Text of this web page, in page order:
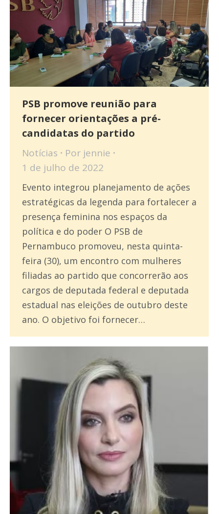
PSB promove reunião para
fornecer orientações a pré-
candidatas do partido
Notícias Por jennie
1 de julho de 2022
Evento integrou planejamento de ações
estratégicas da legenda para fortalecer a
presença feminina nos espaços da
política e do poder O PSB de
Pernambuco promoveu, nesta quinta-
feira (30), um encontro com mulheres
filiadas ao partido que concorrerão aos
cargos de deputada federal e deputada
estadual nas eleições de outubro deste
ano. O objetivo foi fornecer…